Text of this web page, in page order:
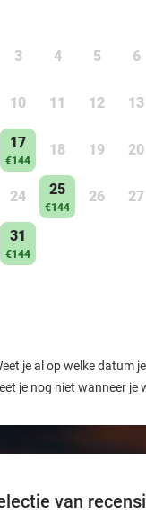
3 4 5 6
10 11 12 13
17
€144
18 19 20
24 25
€144
26 27
31
€144
je al op welke datum
je nog niet wanneer je
van